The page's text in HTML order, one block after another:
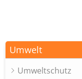
Umwelt
Umweltschutz